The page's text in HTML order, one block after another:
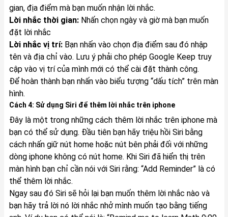
gian, địa điểm mà bạn muốn nhận lời nhắc.
Lời nhắc thời gian:Nhấn chọn ngày và giờ mà bạn muốn
đặt lời nhắc
Lời nhắc vị trí:Bạn nhấn vào chọn địa điểm sau đó nhập
tên và địa chỉ vào. Lưu ý phải cho phép Google Keep truy
cập vào vị trí của mình mới có thể cài đặt thành công.
Để hoàn thành bạn nhấn vào biểu tượng “dấu tích” trên màn
hình.
Cách 4: Sử dụng Siri để thêm lời nhắc trên iphone
Đây là một trong những cách thêm lời nhắc trên iphone mà
bạn có thể sử dụng. Đầu tiên bạn hãy triệu hồi Siri bằng
cách nhấn giữ nút home hoặc nút bên phải đối với những
dòng iphone không có nút home. Khi Siri đã hiển thị trên
màn hình bạn chỉ cần nói với Siri rằng: “Add Reminder” là có
thể thêm lời nhắc.
Ngay sau đó Siri sẽ hỏi lại bạn muốn thêm lời nhắc nào và
bạn hãy trả lời nó lời nhắc nhở mình muốn tạo bằng tiếng